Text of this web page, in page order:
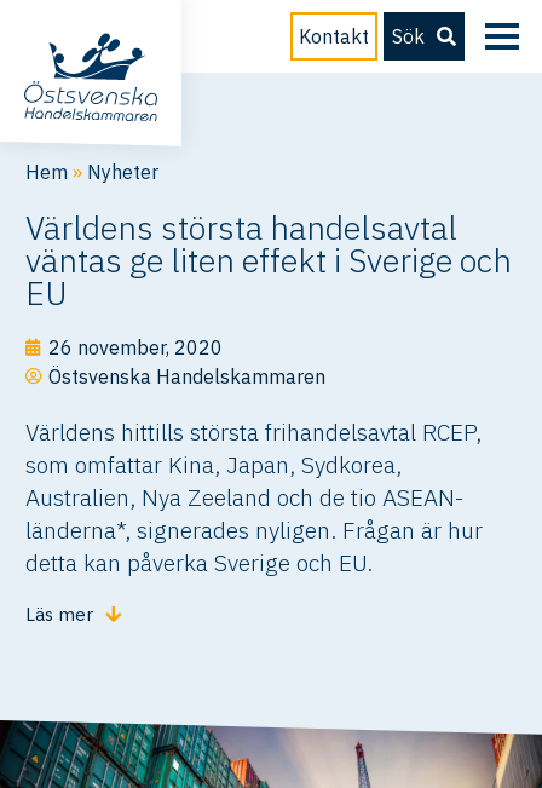
Kontakt Sök
Hem » Nyheter
Världens största handelsavtal
väntas ge liten effekt i Sverige och
EU
26 november, 2020
Östsvenska Handelskammaren
Världens hittills största frihandelsavtal RCEP,
som omfattar Kina, Japan, Sydkorea,
Australien, Nya Zeeland och de tio ASEAN-
länderna*, signerades nyligen. Frågan är hur
detta kan påverka Sverige och EU.
Läs mer